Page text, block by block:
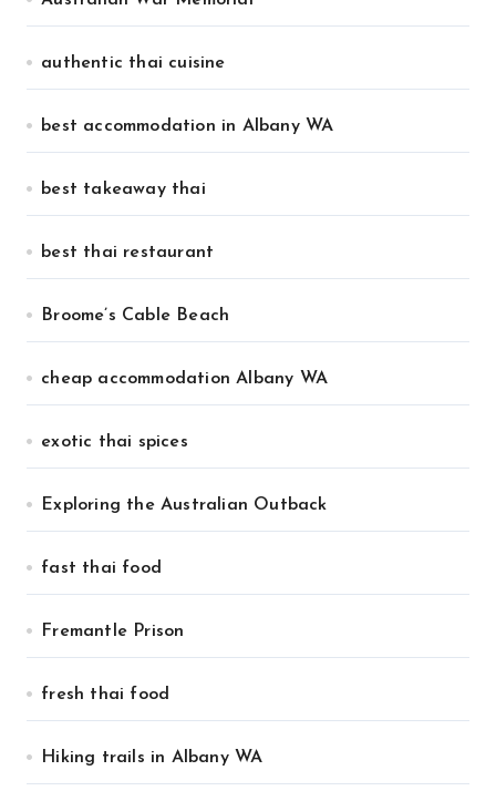
authentic thai cuisine
best accommodation in Albany WA
best takeaway thai
best thai restaurant
Broome’s Cable Beach
cheap accommodation Albany WA
exotic thai spices
Exploring the Australian Outback
fast thai food
Fremantle Prison
fresh thai food
Hiking trails in Albany WA